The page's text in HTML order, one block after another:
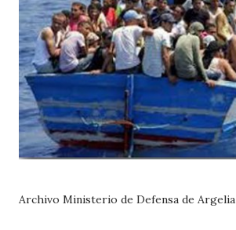
Archivo Ministerio de Defensa de Argelia